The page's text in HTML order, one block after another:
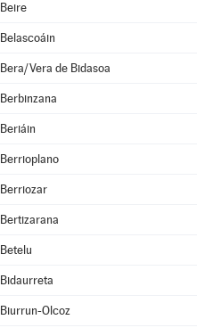
Beire
Belascoáin
Bera/Vera de Bidasoa
Berbinzana
Beriáin
Berrioplano
Berriozar
Bertizarana
Betelu
Bidaurreta
Biurrun-Olcoz